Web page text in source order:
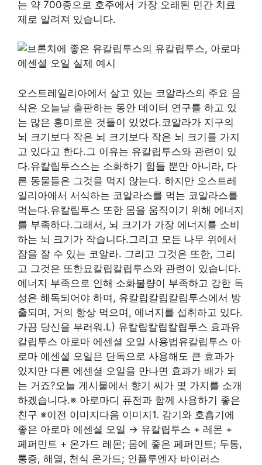
는 약 700종으로 호주에서 가장 오래된 민간 치료
제로 알려져 있습니다.
오스트레일리아에서 살고 있는 코알라스의 주요 음
식은 오늘날 출판하는 동안 데이터 연구를 하고 있
는 많은 흥미로운 것들이 있었다.코알라가 지구의
뇌 크기보다 작은 뇌 크기보다 작은 뇌 크기를 가지
고 있다고 한다.그 이유는 유칼립투스와 관련이 있
다.유칼립투스스는 소화하기 힘들 뿐만 아니라, 다
른 동물들은 그것을 먹지 않는다. 하지만 오스트레
일리아에서 서식하는 코알라스를 먹는 코알라스를
먹는다.유칼립투스 또한 몸을 움직이기 위해 에너지
를 부족하다.그래서, 뇌 크기가 가장 에너지를 소비
하는 뇌 크기가 작습니다.그리고 모든 나무 위에서
잠을 잘 수 있는 코알라. 그리고 그것은 또한, 그리
고 그것은 또한요칼립칼립투스와 관련이 있습니다.
에너지 부족으로 인해 소화불량이 부족하고 강한 독
성은 해독되어야 하며, 유칼립칼립칼립투스에서 방
출되며, 거의 항상 먹으며, 에너지를 섭취하고 있다.
가끔 당신을 부러워.L) 유칼립칼립칼립투스 효과유
칼립투스 아로마 에센셜 오일 사용법유칼립투스 아
로마 에센셜 오일은 단독으로 사용해도 큰 효과가
있지만 다른 에센셜 오일을 만나면 효과가 배가 되
는 거죠?오늘 게시물에서 향기 씨가 몇 가지를 소개
하겠습니다.※ 아로마디 퓨전과 함께 사용하기 좋은
친구 ※이전 이미지다음 이미지1. 감기와 호흡기에
좋은 아로마 에센셜 오일 → 유칼립투스 + 레몬 +
페퍼민트 + 온가드 레몬; 몸에 좋은 페퍼민트; 두통,
통증, 해열, 천식 온가드; 인플루엔자 바이러스